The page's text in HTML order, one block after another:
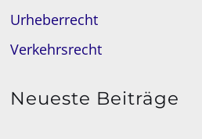
Urheberrecht
Verkehrsrecht
Neueste Beiträge